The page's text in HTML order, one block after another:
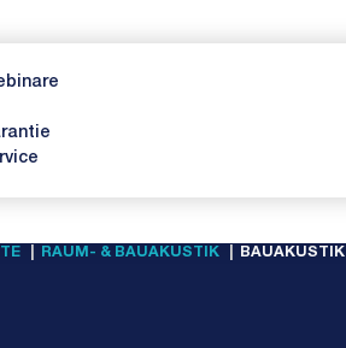
RAUM- & BAUAKUSTIK BAUAKUSTIK